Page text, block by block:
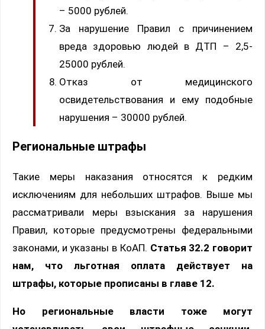
– 5000 рублей.
За нарушение Правил с причинением
вреда здоровью людей в ДТП – 2,5-
25000 рублей.
Отказ от медицинского
освидетельствования и ему подобные
нарушения – 30000 рублей.
Региональные штрафы
Такие меры наказания относятся к редким
исключениям для небольших штрафов. Выше мы
рассматривали меры взыскания за нарушения
Правил, которые предусмотрены федеральными
законами, и указаны в КоАП. Статья 32.2 говорит
нам, что льготная оплата действует на
штрафы, которые прописаны в главе 12.
Но региональные власти тоже могут